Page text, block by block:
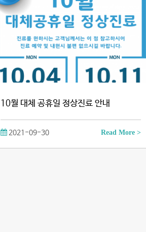
10월 대체 공휴일 정상진료 안내
2021-09-30 Read More >